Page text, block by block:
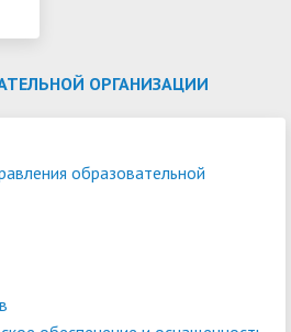
ОРГАНИЗАЦИИ
образовательной